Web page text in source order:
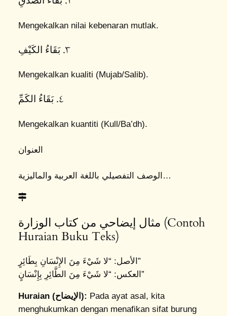
Mengekalkan nilai kebenaran mutlak.
٣. بَقَاءُ الكَيْفِ
Mengekalkan kualiti (Mujab/Salib).
٤. بَقَاءُ الكَمِّ
Mengekalkan kuantiti (Kull/Ba’dh).
العنوان
الوصف التفصيلي باللغة العربية والماليزية…
مثال إيضاحي من كتاب الوزارة (Contoh
Huraian Buku Teks)
الأصل: “لا شَيْءَ مِنَ الإِنْسَانِ بِطَائِرٍ”
العكس: “لا شَيْءَ مِنَ الطَّائِرِ بِإِنْسَانٍ”
Huraian (الإيضاح): Pada ayat asal, kita
menghukumkan dengan menafikan sifat burung